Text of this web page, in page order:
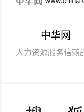
中华网
人力资源服务信赖